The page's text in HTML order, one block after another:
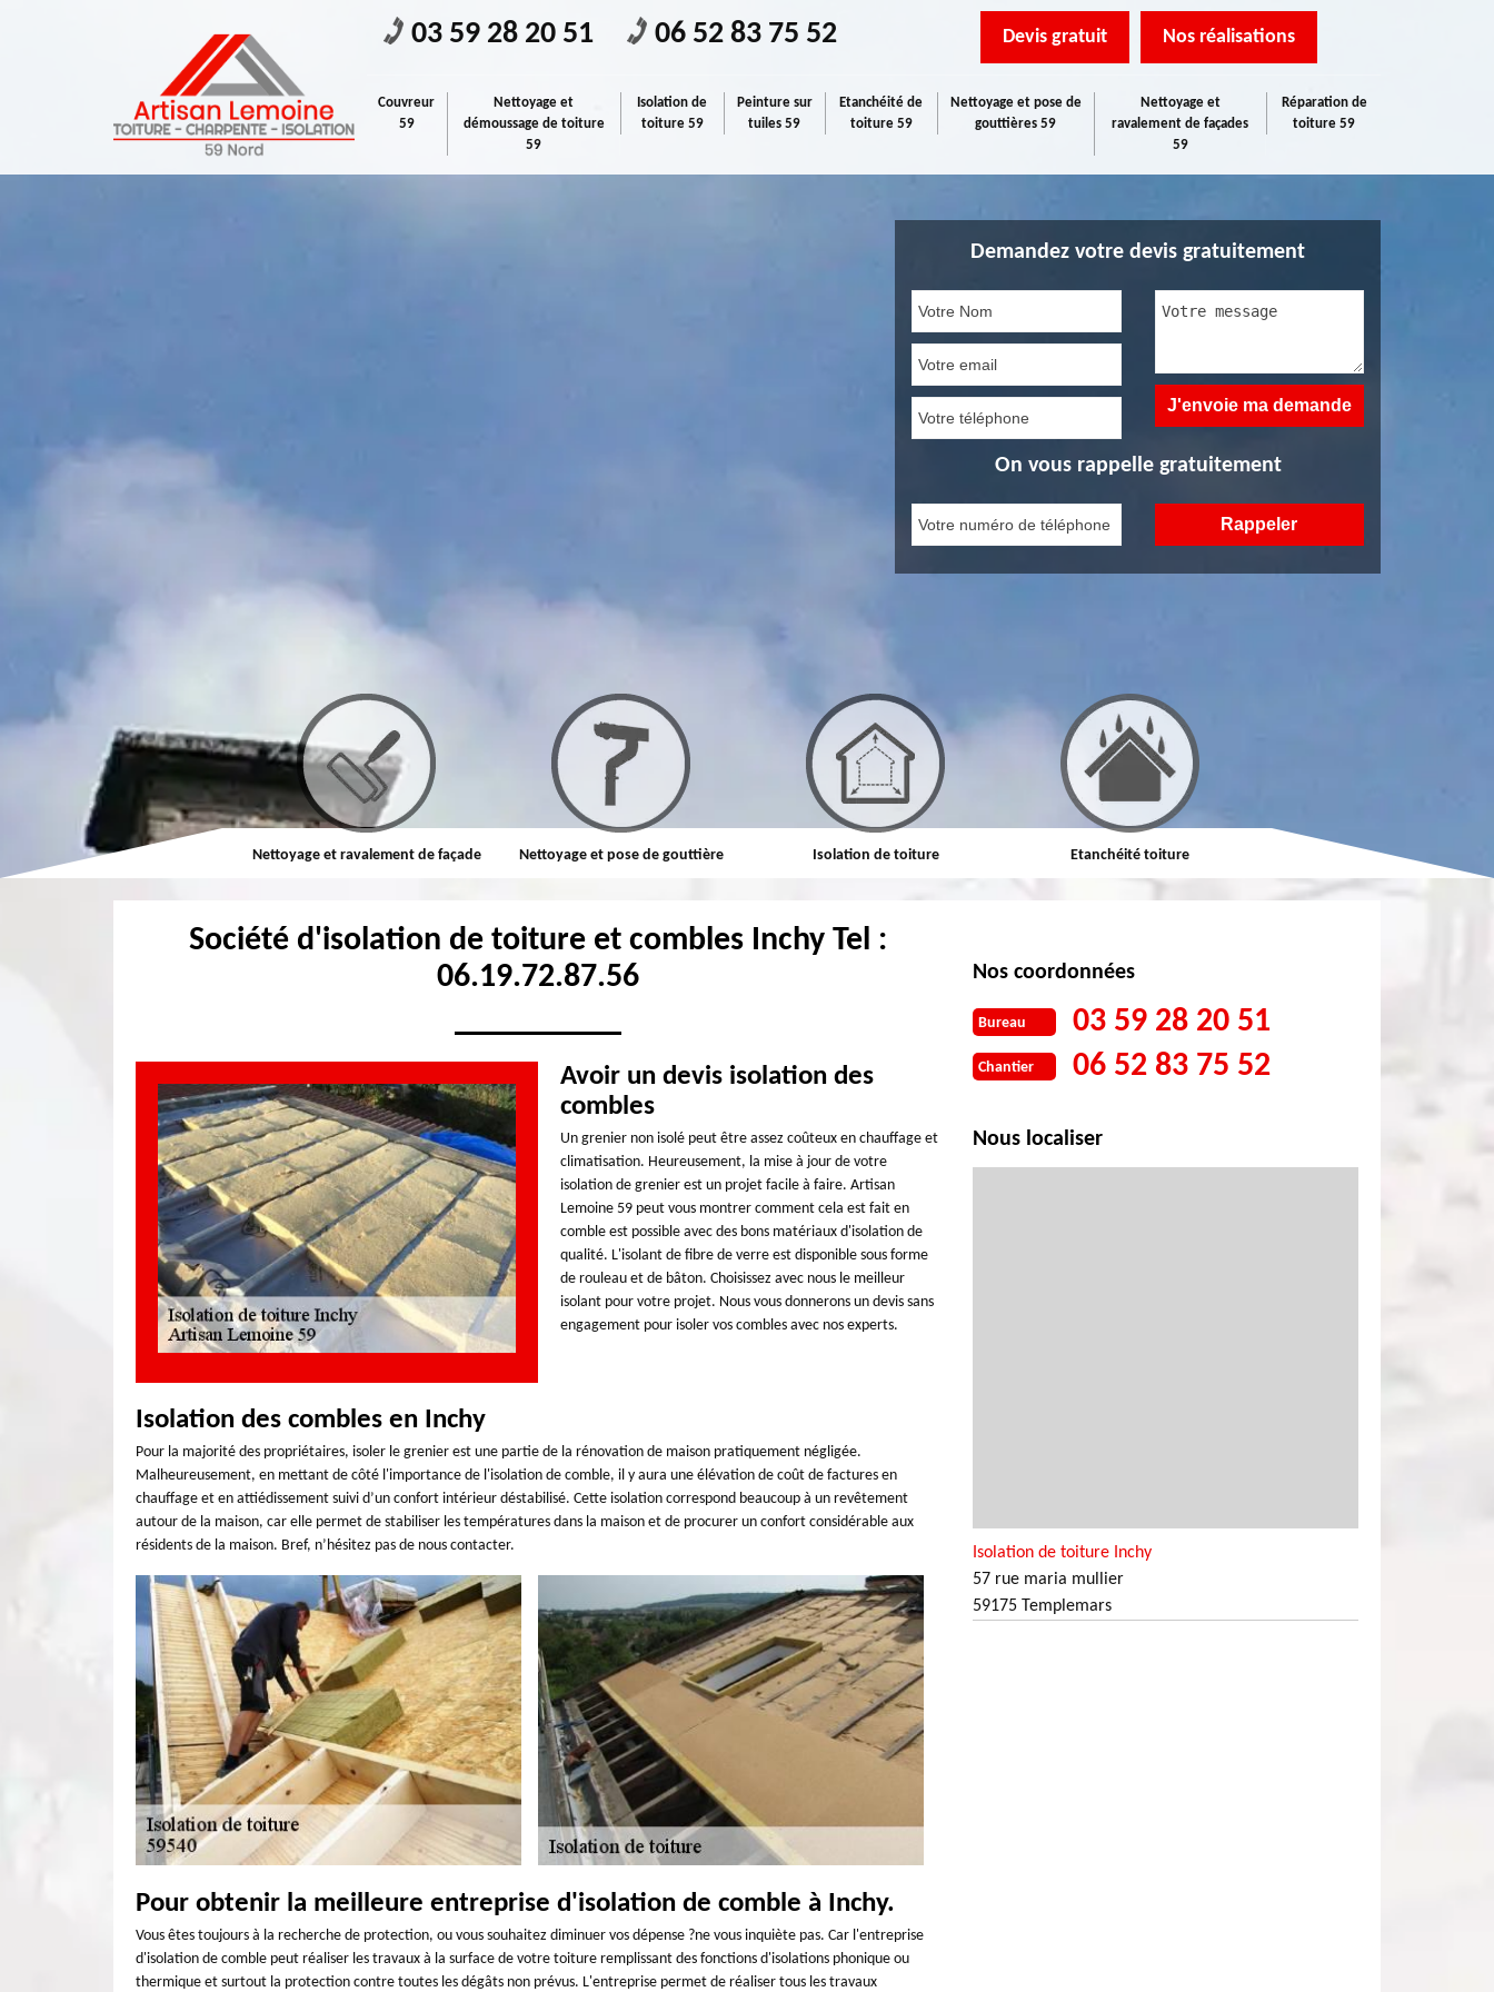
03 59 28 20 51 06 52 83 75 52 Devis gratuit Nos réalisations
Couvreur
59
Nettoyage et
démoussage de toiture
59
Isolation de
toiture 59
Peinture sur
tuiles 59
Etanchéité de
toiture 59
Nettoyage et pose de
gouttières 59
Nettoyage et
ravalement de façades
59
Réparation de
toiture 59
Demandez votre devis gratuitement
On vous rappelle gratuitement
Couvreur Nettoyage et ravalement de façade Nettoyage et pose de gouttière Isolation de toiture Etanchéité toiture Réparation de toiture
Société d'isolation de toiture et combles Inchy Tel :
06.19.72.87.56
Avoir un devis isolation des
combles
Un grenier non isolé peut être assez coûteux en chauffage et
climatisation. Heureusement, la mise à jour de votre
isolation de grenier est un projet facile à faire. Artisan
Lemoine 59 peut vous montrer comment cela est fait en
comble est possible avec des bons matériaux d'isolation de
qualité. L'isolant de fibre de verre est disponible sous forme
de rouleau et de bâton. Choisissez avec nous le meilleur
isolant pour votre projet. Nous vous donnerons un devis sans
engagement pour isoler vos combles avec nos experts.
Isolation des combles en Inchy
Pour la majorité des propriétaires, isoler le grenier est une partie de la rénovation de maison pratiquement négligée.
Malheureusement, en mettant de côté l'importance de l'isolation de comble, il y aura une élévation de coût de factures en
chauffage et en attiédissement suivi d’un confort intérieur déstabilisé. Cette isolation correspond beaucoup à un revêtement
autour de la maison, car elle permet de stabiliser les températures dans la maison et de procurer un confort considérable aux
résidents de la maison. Bref, n’hésitez pas de nous contacter.
Pour obtenir la meilleure entreprise d'isolation de comble à Inchy.
Vous êtes toujours à la recherche de protection, ou vous souhaitez diminuer vos dépense ?ne vous inquiète pas. Car l'entreprise
d'isolation de comble peut réaliser les travaux à la surface de votre toiture remplissant des fonctions d'isolations phonique ou
thermique et surtout la protection contre toutes les dégâts non prévus. L'entreprise permet de réaliser tous les travaux
Nos coordonnées
Bureau 03 59 28 20 51
Chantier 06 52 83 75 52
Nous localiser
Isolation de toiture Inchy
57 rue maria mullier
59175 Templemars